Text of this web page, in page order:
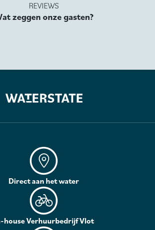
REVIEWS
zeggen onze gasten?
Direct aan het water
house Verhuurbedrijf Vlot